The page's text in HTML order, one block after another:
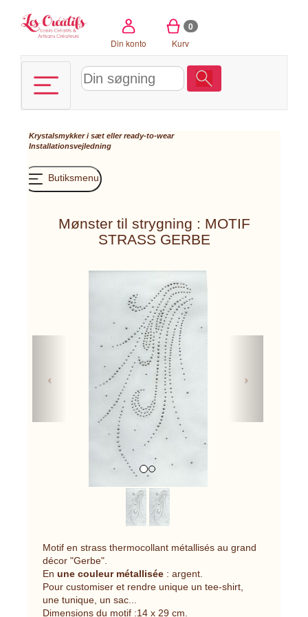
Din konto
0
Kurv
Krystalsmykker i sæt eller ready-to-wear
Installationsvejledning
Butiksmenu
Mønster til strygning : MOTIF
STRASS GERBE
Previous
Motif en strass thermocollant métallisés au grand
décor "Gerbe".
En une couleur métallisée : argent.
Pour customiser et rendre unique un tee-shirt,
une tunique, un sac...
Dimensions du motif :14 x 29 cm.